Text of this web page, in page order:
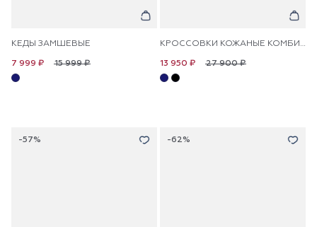
КЕДЫ ЗАМШЕВЫЕ
15 999 ₽
7 999 ₽
КРОССОВКИ КОЖАНЫЕ КОМБИНИРОВАННЫЕ
27 900 ₽
13 950 ₽
-57% -62%